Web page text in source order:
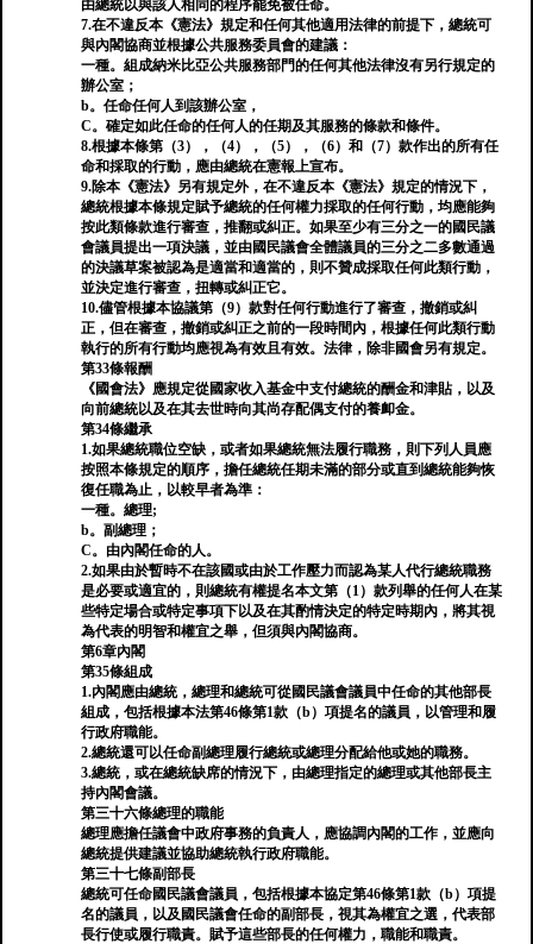
由總統以與該人相同的程序罷免被任命。
7.在不違反本《憲法》規定和任何其他適用法律的前提下，總統可
與內閣協商並根據公共服務委員會的建議：
一種。組成納米比亞公共服務部門的任何其他法律沒有另行規定的
辦公室；
b。任命任何人到該辦公室，
C。確定如此任命的任何人的任期及其服務的條款和條件。
8.根據本條第（3），（4），（5），（6）和（7）款作出的所有任
命和採取的行動，應由總統在憲報上宣布。
9.除本《憲法》另有規定外，在不違反本《憲法》規定的情況下，
總統根據本條規定賦予總統的任何權力採取的任何行動，均應能夠
按此類條款進行審查，推翻或糾正。如果至少有三分之一的國民議
會議員提出一項決議，並由國民議會全體議員的三分之二多數通過
的決議草案被認為是適當和適當的，則不贊成採取任何此類行動，
並決定進行審查，扭轉或糾正它。
10.儘管根據本協議第（9）款對任何行動進行了審查，撤銷或糾
正，但在審查，撤銷或糾正之前的一段時間內，根據任何此類行動
執行的所有行動均應視為有效且有效。法律，除非國會另有規定。
第33條報酬
《國會法》應規定從國家收入基金中支付總統的酬金和津貼，以及
向前總統以及在其去世時向其尚存配偶支付的養卹金。
第34條繼承
1.如果總統職位空缺，或者如果總統無法履行職務，則下列人員應
按照本條規定的順序，擔任總統任期未滿的部分或直到總統能夠恢
復任職為止，以較早者為準：
一種。總理;
b。副總理；
C。由內閣任命的人。
2.如果由於暫時不在該國或由於工作壓力而認為某人代行總統職務
是必要或適宜的，則總統有權提名本文第（1）款列舉的任何人在某
些特定場合或特定事項下以及在其酌情決定的特定時期內，將其視
為代表的明智和權宜之舉，但須與內閣協商。
第6章內閣
第35條組成
1.內閣應由總統，總理和總統可從國民議會議員中任命的其他部長
組成，包括根據本法第46條第1款（b）項提名的議員，以管理和履
行政府職能。
2.總統還可以任命副總理履行總統或總理分配給他或她的職務。
3.總統，或在總統缺席的情況下，由總理指定的總理或其他部長主
持內閣會議。
第三十六條總理的職能
總理應擔任議會中政府事務的負責人，應協調內閣的工作，並應向
總統提供建議並協助總統執行政府職能。
第三十七條副部長
總統可任命國民議會議員，包括根據本協定第46條第1款（b）項提
名的議員，以及國民議會任命的副部長，視其為權宜之選，代表部
長行使或履行職責。賦予這些部長的任何權力，職能和職責。